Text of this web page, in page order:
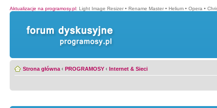
Aktualizacje na programosy.pl: Light Image Resizer • Rename Master • Helium • Opera •
Strona główna ‹ PROGRAMOSY ‹ Internet & Sieci